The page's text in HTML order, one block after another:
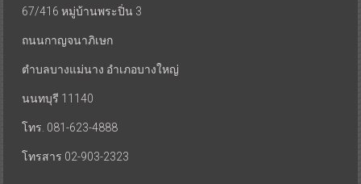
67/416 หมู่บ้านพระปิ่น 3
ถนนกาญจนาภิเษก
ตำบลบางแม่นาง อำเภอบางใหญ่
นนทบุรี 11140
โทร. 081-623-4888
โทรสาร 02-903-2323